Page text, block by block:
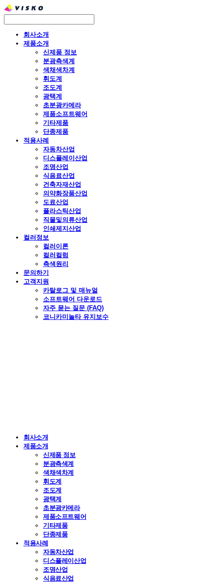
회사소개
제품소개
신제품 정보
분광측색계
색채색차계
휘도계
조도계
광택계
초분광카메라
제품소프트웨어
기타제품
단종제품
적용사례
자동차산업
디스플레이산업
조명산업
식음료산업
건축자재산업
의약화장품산업
도료산업
플라스틱산업
직물및의류산업
인쇄제지산업
컬러정보
컬러이론
컬러컬럼
측색원리
문의하기
고객지원
카탈로그 및 매뉴얼
소프트웨어 다운로드
자주 묻는 질문 (FAQ)
코니카미놀타 유지보수
회사소개
제품소개
신제품 정보
분광측색계
색채색차계
휘도계
조도계
광택계
초분광카메라
제품소프트웨어
기타제품
단종제품
적용사례
자동차산업
디스플레이산업
조명산업
식음료산업